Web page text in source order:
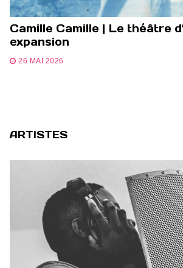
Camille Camille | Le théâtre
expansion
26 MAI 2026
ARTISTES